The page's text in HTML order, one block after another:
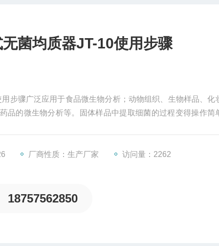
菌均质器JT-10使用步骤
步骤广泛应用于食品微生物分析；动物组织、生物样品、化
品的微生物分析等。固体样品中提取细菌的过程变得操作简
厂商性质：生产厂家 访问量：2262
18757562850